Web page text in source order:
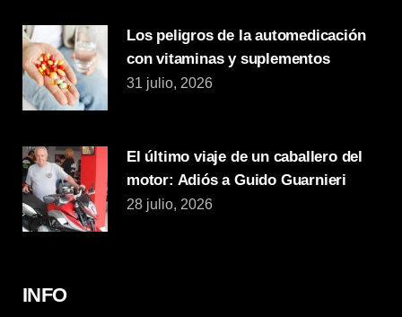
Los peligros de la automedicación
con vitaminas y suplementos
31 julio, 2026
El último viaje de un caballero del
motor: Adiós a Guido Guarnieri
28 julio, 2026
INFO